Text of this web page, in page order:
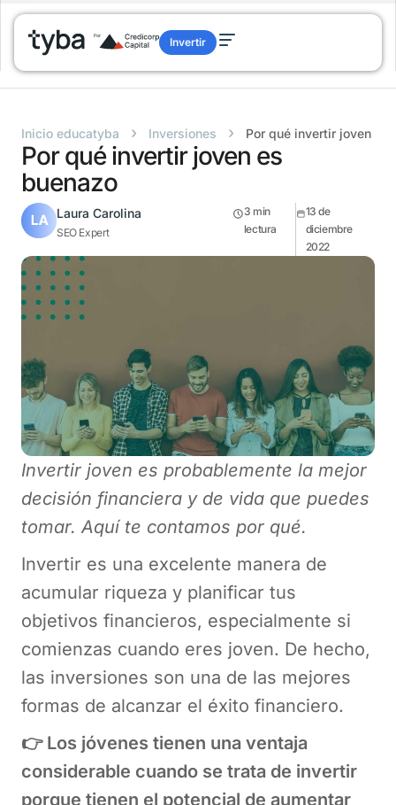
Invertir
Inicio educatyba › Inversiones › Por qué invertir joven es
Por qué invertir joven es
buenazo
Laura Carolina
SEO Expert
3 min
lectura
13 de
diciembre
2022
Invertir joven es probablemente la mejor
decisión financiera y de vida que puedes
tomar. Aquí te contamos por qué.
Invertir es una excelente manera de
acumular riqueza y planificar tus
objetivos financieros, especialmente si
comienzas cuando eres joven. De hecho,
las inversiones son una de las mejores
formas de alcanzar el éxito financiero.
👉 Los jóvenes tienen una ventaja
considerable cuando se trata de invertir
porque tienen el potencial de aumentar